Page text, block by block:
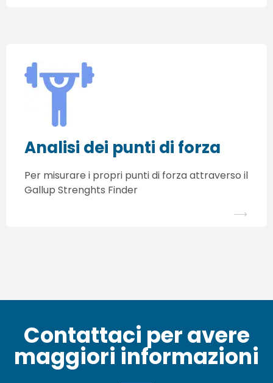
Analisi dei punti di forza
Per misurare i propri punti di forza attraverso il
Gallup Strenghts Finder
⟶
Contattaci per avere
maggiori informazioni